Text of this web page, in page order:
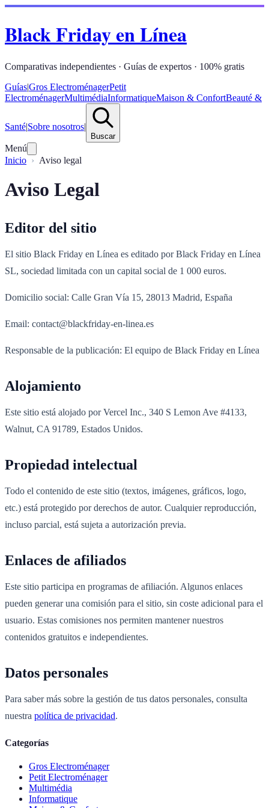
Black Friday en Línea
Comparativas independientes · Guías de expertos · 100% gratis
Guías|Gros ElectroménagerPetit
ElectroménagerMultimédiaInformatiqueMaison & ConfortBeauté &
Santé|Sobre nosotros|
Buscar
Menú
Inicio
Aviso legal
Aviso Legal
Editor del sitio
El sitio Black Friday en Línea es editado por Black Friday en Línea
SL, sociedad limitada con un capital social de 1 000 euros.
Domicilio social: Calle Gran Vía 15, 28013 Madrid, España
Email: contact@blackfriday-en-linea.es
Responsable de la publicación: El equipo de Black Friday en Línea
Alojamiento
Este sitio está alojado por Vercel Inc., 340 S Lemon Ave #4133,
Walnut, CA 91789, Estados Unidos.
Propiedad intelectual
Todo el contenido de este sitio (textos, imágenes, gráficos, logo,
etc.) está protegido por derechos de autor. Cualquier reproducción,
incluso parcial, está sujeta a autorización previa.
Enlaces de afiliados
Este sitio participa en programas de afiliación. Algunos enlaces
pueden generar una comisión para el sitio, sin coste adicional para el
usuario. Estas comisiones nos permiten mantener nuestros
contenidos gratuitos e independientes.
Datos personales
Para saber más sobre la gestión de tus datos personales, consulta
nuestra política de privacidad.
Categorías
Gros Electroménager
Petit Electroménager
Multimédia
Informatique